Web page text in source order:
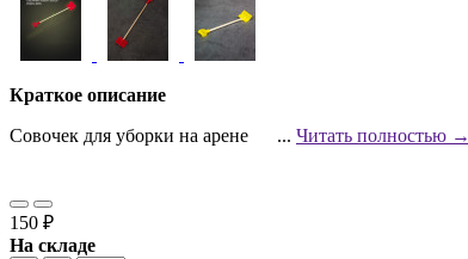
Краткое описание
Совочек для уборки на арене ... Читать полностью →
150 ₽
На складе